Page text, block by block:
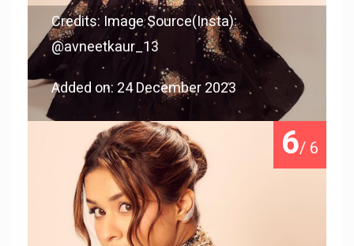
Credits: Image Source(Insta):
@avneetkaur_13
Added on: 24 December 2023
6/ 6